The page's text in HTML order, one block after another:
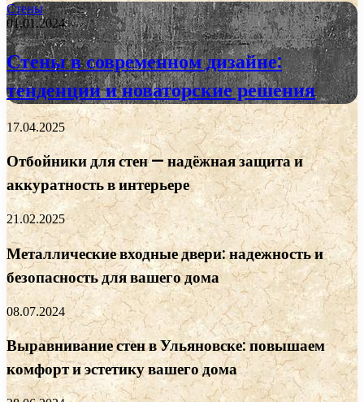
Стены
01.01.2024
Стены в современном дизайне:
тенденции и новаторские решения
17.04.2025
Отбойники для стен — надёжная защита и
аккуратность в интерьере
21.02.2025
Металлические входные двери: надежность и
безопасность для вашего дома
08.07.2024
Выравнивание стен в Ульяновске: повышаем
комфорт и эстетику вашего дома